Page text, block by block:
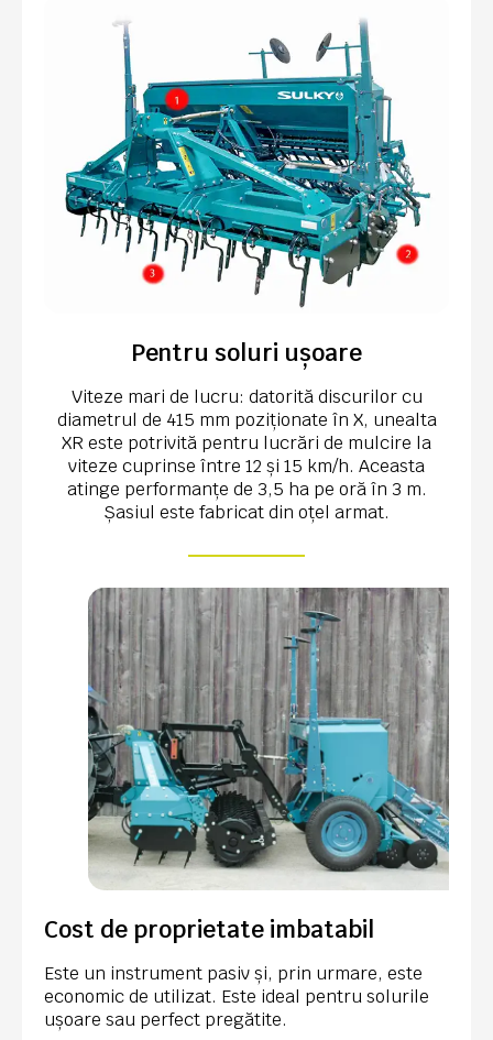
Pentru soluri ușoare
Viteze mari de lucru: datorită discurilor cu
diametrul de 415 mm poziționate în X, unealta
XR este potrivită pentru lucrări de mulcire la
viteze cuprinse între 12 și 15 km/h. Aceasta
atinge performanțe de 3,5 ha pe oră în 3 m.
Șasiul este fabricat din oțel armat.
Cost de proprietate imbatabil
Este un instrument pasiv și, prin urmare, este
economic de utilizat. Este ideal pentru solurile
ușoare sau perfect pregătite.